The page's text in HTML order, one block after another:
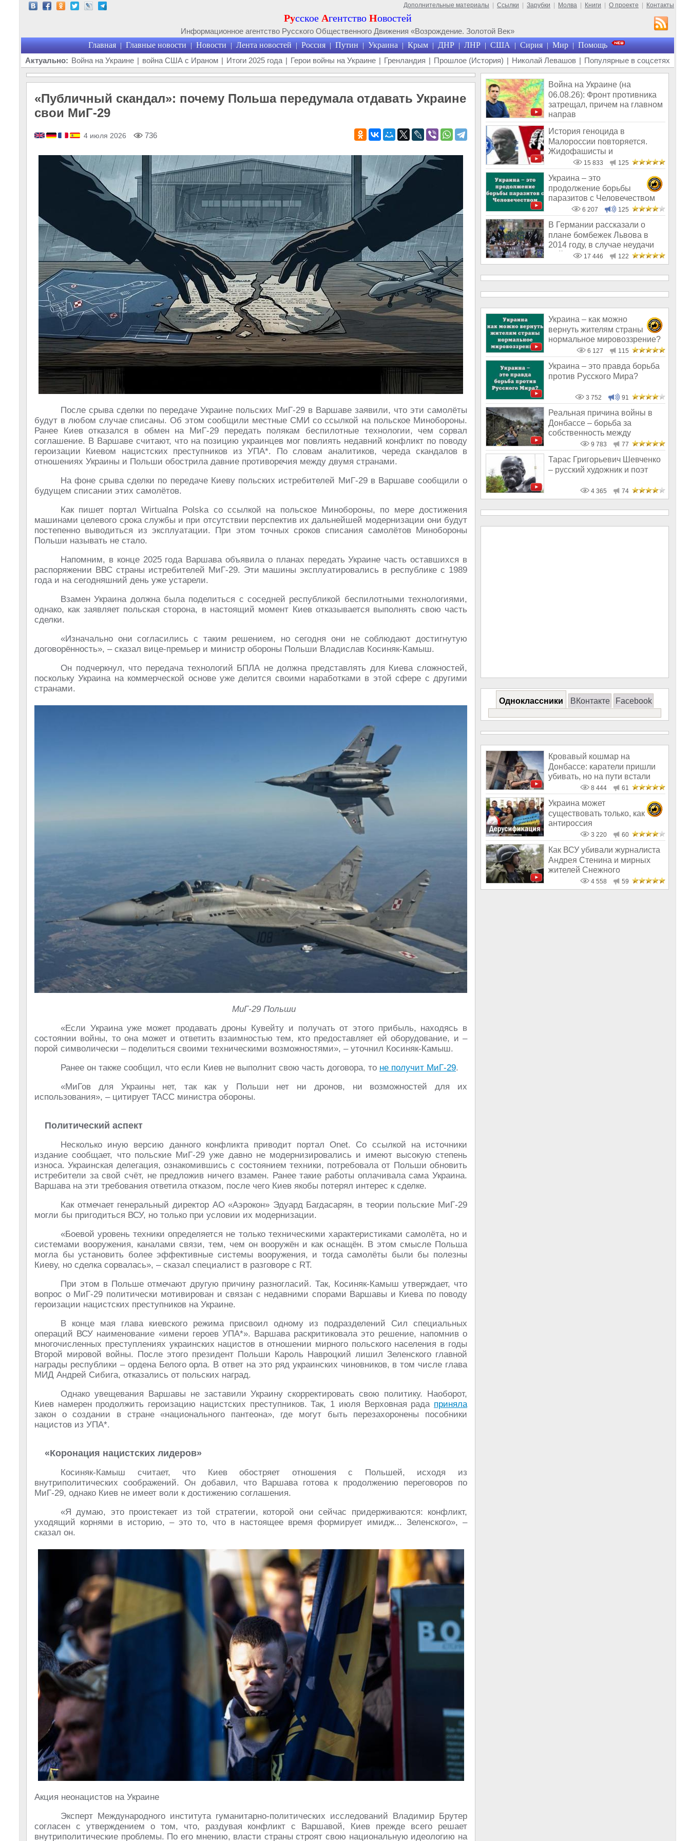
Дополнительные материалы Ссылки Зарубки Молва Книги О проекте Контакты
Русское Агентство Новостей
Информационное агентство Русского Общественного Движения «Возрождение. Золотой Век»
Главная | Главные новости | Новости | Лента новостей | Россия | Путин | Украина | Крым | ДНР | ЛНР | США | Сирия | Мир | Помощь
Актуально: Война на Украине | война США с Ираном | Итоги 2025 года | Герои войны на Украине | Гренландия | Прошлое (История) | Николай Левашов | Популярные в соцсетях
«Публичный скандал»: почему Польша передумала отдавать Украине
свои МиГ-29
4 июля 2026 736
После срыва сделки по передаче Украине польских МиГ-29 в Варшаве заявили, что эти самолёты
будут в любом случае списаны. Об этом сообщили местные СМИ со ссылкой на польское Минобороны.
Ранее Киев отказался в обмен на МиГ-29 передать полякам беспилотные технологии, чем сорвал
соглашение. В Варшаве считают, что на позицию украинцев мог повлиять недавний конфликт по поводу
героизации Киевом нацистских преступников из УПА*. По словам аналитиков, череда скандалов в
отношениях Украины и Польши обострила давние противоречия между двумя странами.
На фоне срыва сделки по передаче Киеву польских истребителей МиГ-29 в Варшаве сообщили о
будущем списании этих самолётов.
Как пишет портал Wirtualna Polska со ссылкой на польское Минобороны, по мере достижения
машинами целевого срока службы и при отсутствии перспектив их дальнейшей модернизации они будут
постепенно выводиться из эксплуатации. При этом точных сроков списания самолётов Минобороны
Польши называть не стало.
Напомним, в конце 2025 года Варшава объявила о планах передать Украине часть оставшихся в
распоряжении ВВС страны истребителей МиГ-29. Эти машины эксплуатировались в республике с 1989
года и на сегодняшний день уже устарели.
Взамен Украина должна была поделиться с соседней республикой беспилотными технологиями,
однако, как заявляет польская сторона, в настоящий момент Киев отказывается выполнять свою часть
сделки.
«Изначально они согласились с таким решением, но сегодня они не соблюдают достигнутую
договорённость», – сказал вице-премьер и министр обороны Польши Владислав Косиняк-Камыш.
Он подчеркнул, что передача технологий БПЛА не должна представлять для Киева сложностей,
поскольку Украина на коммерческой основе уже делится своими наработками в этой сфере с другими
странами.
МиГ-29 Польши
«Если Украина уже может продавать дроны Кувейту и получать от этого прибыль, находясь в
состоянии войны, то она может и ответить взаимностью тем, кто предоставляет ей оборудование, и –
порой символически – поделиться своими техническими возможностями», – уточнил Косиняк-Камыш.
Ранее он также сообщил, что если Киев не выполнит свою часть договора, то не получит МиГ-29.
«МиГов для Украины нет, так как у Польши нет ни дронов, ни возможностей для их
использования», – цитирует ТАСС министра обороны.
Политический аспект
Несколько иную версию данного конфликта приводит портал Onet. Cо ссылкой на источники
издание сообщает, что польские МиГ-29 уже давно не модернизировались и имеют высокую степень
износа. Украинская делегация, ознакомившись с состоянием техники, потребовала от Польши обновить
истребители за свой счёт, не предложив ничего взамен. Ранее такие работы оплачивала сама Украина.
Варшава на эти требования ответила отказом, после чего Киев якобы потерял интерес к сделке.
Как отмечает генеральный директор АО «Аэрокон» Эдуард Багдасарян, в теории польские МиГ-29
могли бы пригодиться ВСУ, но только при условии их модернизации.
«Боевой уровень техники определяется не только техническими характеристиками самолёта, но и
системами вооружения, каналами связи, тем, чем он вооружён и как оснащён. В этом смысле Польша
могла бы установить более эффективные системы вооружения, и тогда самолёты были бы полезны
Киеву, но сделка сорвалась», – сказал специалист в разговоре с RT.
При этом в Польше отмечают другую причину разногласий. Так, Косиняк-Камыш утверждает, что
вопрос о МиГ-29 политически мотивирован и связан с недавними спорами Варшавы и Киева по поводу
героизации нацистских преступников на Украине.
В конце мая глава киевского режима присвоил одному из подразделений Сил специальных
операций ВСУ наименование «имени героев УПА*». Варшава раскритиковала это решение, напомнив о
многочисленных преступлениях украинских нацистов в отношении мирного польского населения в годы
Второй мировой войны. После этого президент Польши Кароль Навроцкий лишил Зеленского главной
награды республики – ордена Белого орла. В ответ на это ряд украинских чиновников, в том числе глава
МИД Андрей Сибига, отказались от польских наград.
Однако увещевания Варшавы не заставили Украину скорректировать свою политику. Наоборот,
Киев намерен продолжить героизацию нацистских преступников. Так, 1 июля Верховная рада приняла
закон о создании в стране «национального пантеона», где могут быть перезахоронены пособники
нацистов из УПА*.
«Коронация нацистских лидеров»
Косиняк-Камыш считает, что Киев обостряет отношения с Польшей, исходя из
внутриполитических соображений. Он добавил, что Варшава готова к продолжению переговоров по
МиГ-29, однако Киев не имеет воли к достижению соглашения.
«Я думаю, это проистекает из той стратегии, которой они сейчас придерживаются: конфликт,
уходящий корнями в историю, – это то, что в настоящее время формирует имидж... Зеленского», –
сказал он.
Акция неонацистов на Украине
Эксперт Международного института гуманитарно-политических исследований Владимир Брутер
согласен с утверждением о том, что, раздувая конфликт с Варшавой, Киев прежде всего решает
внутриполитические проблемы. По его мнению, власти страны строят свою национальную идеологию на
Война на Украине (на
06.08.26): Фронт противника
затрещал, причем на главном
направ
История геноцида в
Малороссии повторяется.
Жидофашисты и
жидокоммунисты снова во вл
15 833 125
Украина – это
продолжение борьбы
паразитов с Человечеством
6 207 125
В Германии рассказали о
плане бомбежек Львова в
2014 году, в случае неудачи
майдана 17 446 122
Украина – как можно
вернуть жителям страны
нормальное мировоззрение?
6 127 115
Украина – это правда борьба
против Русского Мира?
3 752 91
Реальная причина войны в
Донбассе – борьба за
собственность между
олигархами9 783 77
Тарас Григорьевич Шевченко
– русский художник и поэт
4 365 74
Одноклассники ВКонтакте Facebook
Кровавый кошмар на
Донбассе: каратели пришли
убивать, но на пути встали
8 444 61
Украина может
существовать только, как
антироссия
3 220 60
Как ВСУ убивали журналиста
Андрея Стенина и мирных
жителей Снежного
4 558 59